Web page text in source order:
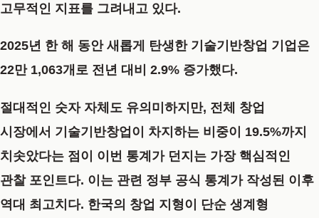
고무적인 지표를 그려내고 있다.
2025년 한 해 동안 새롭게 탄생한 기술기반창업 기업은
22만 1,063개로 전년 대비 2.9% 증가했다.
절대적인 숫자 자체도 유의미하지만, 전체 창업
시장에서 기술기반창업이 차지하는 비중이 19.5%까지
치솟았다는 점이 이번 통계가 던지는 가장 핵심적인
관찰 포인트다. 이는 관련 정부 공식 통계가 작성된 이후
역대 최고치다. 한국의 창업 지형이 단순 생계형